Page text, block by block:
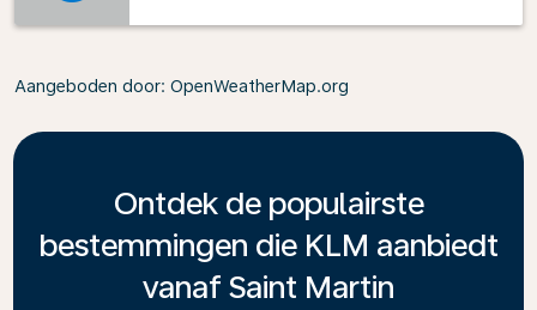
Aangeboden door: OpenWeatherMap.org
Ontdek de populairste
bestemmingen die KLM aanbiedt
vanaf Saint Martin